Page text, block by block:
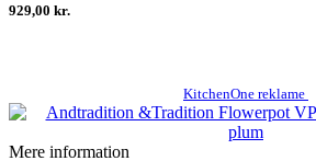
929,00 kr.
KitchenOne reklame
Mere information